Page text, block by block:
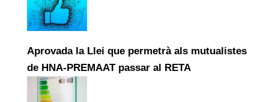
Aprovada la Llei que permetrà als mutualistes
de HNA-PREMAAT passar al RETA